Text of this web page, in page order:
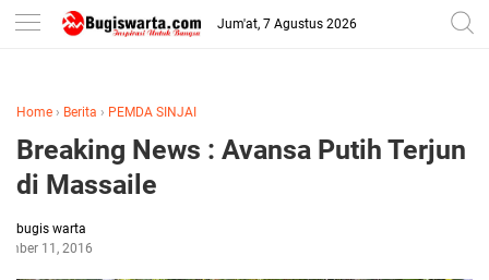
-->
Jum'at, 7 Agustus 2026
Home › Berita › PEMDA SINJAI
Breaking News : Avansa Putih Terjun
di Massaile
bugis warta
11, 2016